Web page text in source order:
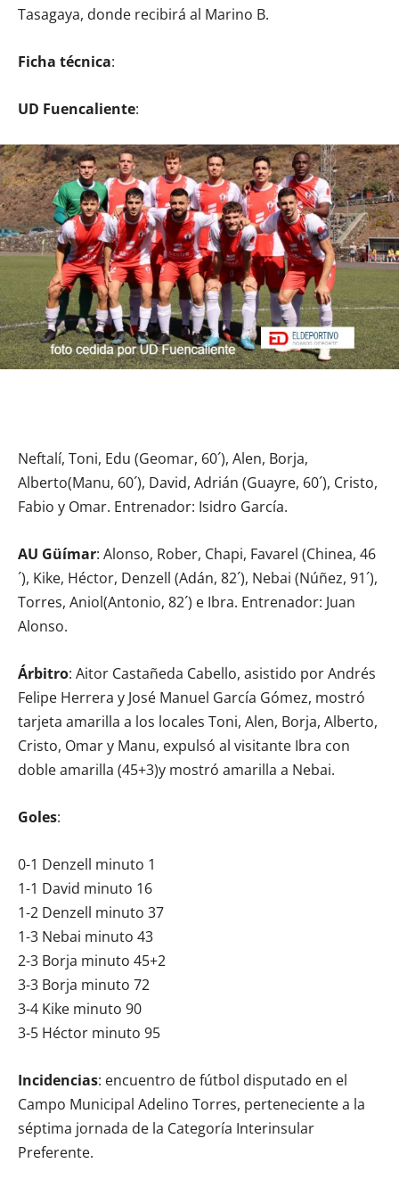
Tasagaya, donde recibirá al Marino B.
Ficha técnica:
UD Fuencaliente:
Neftalí, Toni, Edu (Geomar, 60´), Alen, Borja,
Alberto(Manu, 60´), David, Adrián (Guayre, 60´), Cristo,
Fabio y Omar. Entrenador: Isidro García.
AU Güímar: Alonso, Rober, Chapi, Favarel (Chinea, 46
´), Kike, Héctor, Denzell (Adán, 82´), Nebai (Núñez, 91´),
Torres, Aniol(Antonio, 82´) e Ibra. Entrenador: Juan
Alonso.
Árbitro: Aitor Castañeda Cabello, asistido por Andrés
Felipe Herrera y José Manuel García Gómez, mostró
tarjeta amarilla a los locales Toni, Alen, Borja, Alberto,
Cristo, Omar y Manu, expulsó al visitante Ibra con
doble amarilla (45+3)y mostró amarilla a Nebai.
Goles:
0-1 Denzell minuto 1
1-1 David minuto 16
1-2 Denzell minuto 37
1-3 Nebai minuto 43
2-3 Borja minuto 45+2
3-3 Borja minuto 72
3-4 Kike minuto 90
3-5 Héctor minuto 95
Incidencias: encuentro de fútbol disputado en el
Campo Municipal Adelino Torres, perteneciente a la
séptima jornada de la Categoría Interinsular
Preferente.